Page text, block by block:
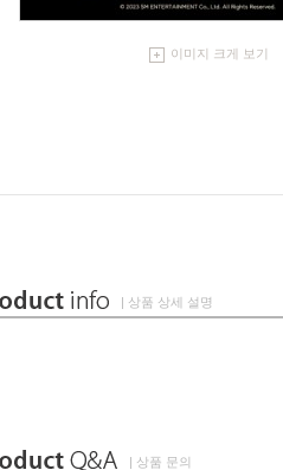
이미지 크게 보기
| 상품 상세 설명
| 상품 문의